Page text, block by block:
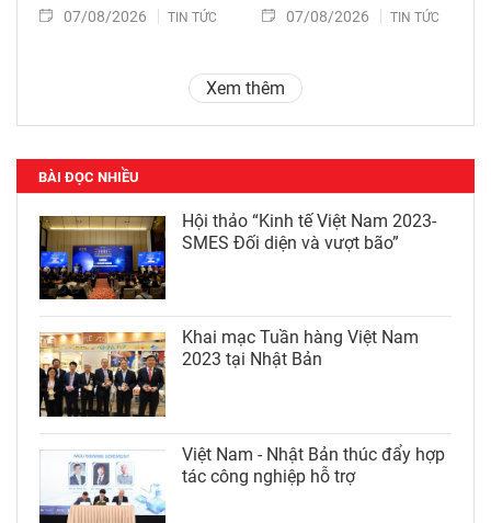
07/08/2026 TIN TỨC 07/08/2026 TIN TỨC
Xem thêm
BÀI ĐỌC NHIỀU
Hội thảo “Kinh tế Việt Nam 2023-
SMES Đối diện và vượt bão”
Khai mạc Tuần hàng Việt Nam
2023 tại Nhật Bản
Việt Nam - Nhật Bản thúc đẩy hợp
tác công nghiệp hỗ trợ